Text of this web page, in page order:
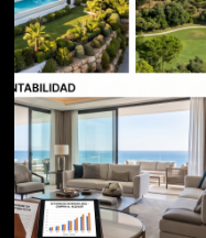
29 DE JULIO DE 2026
Sostenibilidad en la
modernización urbana